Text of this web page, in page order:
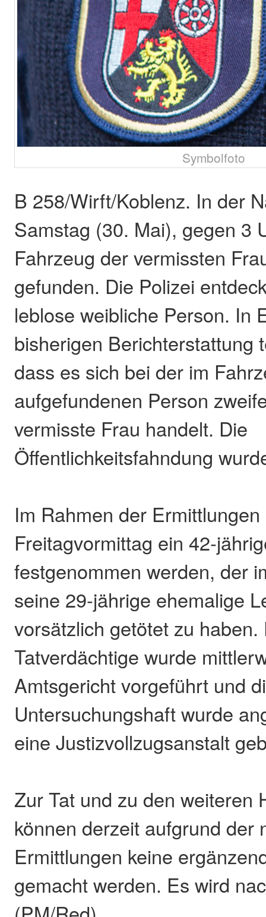
Symbolfoto
B 258/Wirft/Koblenz. In der
Samstag (30. Mai), gegen 3
Fahrzeug der vermissten
gefunden. Die Polizei
leblose weibliche Person. In
bisherigen Berichterstattung
dass es sich bei der im
aufgefundenen Person
vermisste Frau handelt. Die
Öffentlichkeitsfahndung
Im Rahmen der
Freitagvormittag ein 42-
festgenommen werden, der
seine 29-jährige ehemalige
vorsätzlich getötet zu haben.
Tatverdächtige wurde
Amtsgericht vorgeführt und
Untersuchungshaft wurde
eine Justizvollzugsanstalt
Zur Tat und zu den weiteren
können derzeit aufgrund der
Ermittlungen keine
gemacht werden. Es wird